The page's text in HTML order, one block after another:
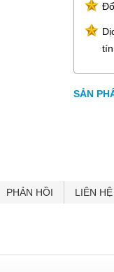
tín
SẢN
PHẢN HỒI LIÊN HỆ